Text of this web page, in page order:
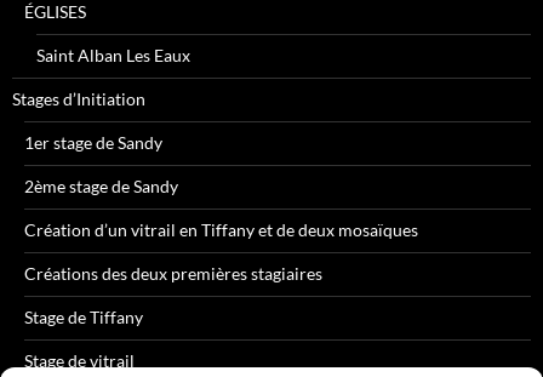
ÉGLISES
Saint Alban Les Eaux
Stages d’Initiation
1er stage de Sandy
2ème stage de Sandy
Création d’un vitrail en Tiffany et de deux mosaïques
Créations des deux premières stagiaires
Stage de Tiffany
Stage de vitrail